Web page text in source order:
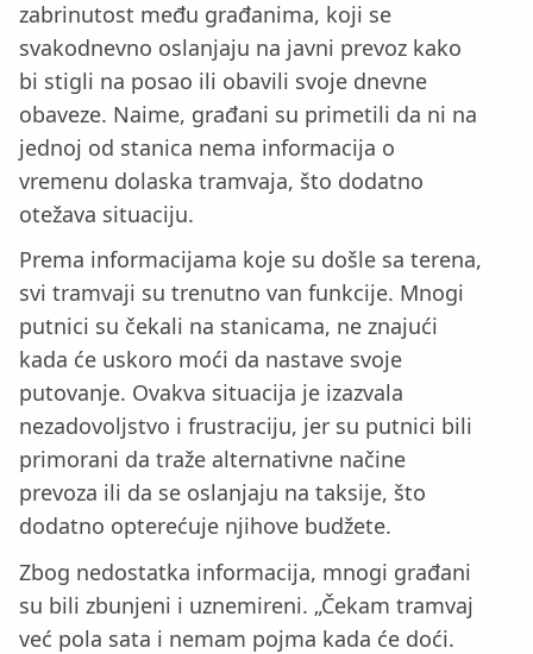
zabrinutost među građanima, koji se
svakodnevno oslanjaju na javni prevoz kako
bi stigli na posao ili obavili svoje dnevne
obaveze. Naime, građani su primetili da ni na
jednoj od stanica nema informacija o
vremenu dolaska tramvaja, što dodatno
otežava situaciju.
Prema informacijama koje su došle sa terena,
svi tramvaji su trenutno van funkcije. Mnogi
putnici su čekali na stanicama, ne znajući
kada će uskoro moći da nastave svoje
putovanje. Ovakva situacija je izazvala
nezadovoljstvo i frustraciju, jer su putnici bili
primorani da traže alternativne načine
prevoza ili da se oslanjaju na taksije, što
dodatno opterećuje njihove budžete.
Zbog nedostatka informacija, mnogi građani
su bili zbunjeni i uznemireni. „Čekam tramvaj
već pola sata i nemam pojma kada će doći.